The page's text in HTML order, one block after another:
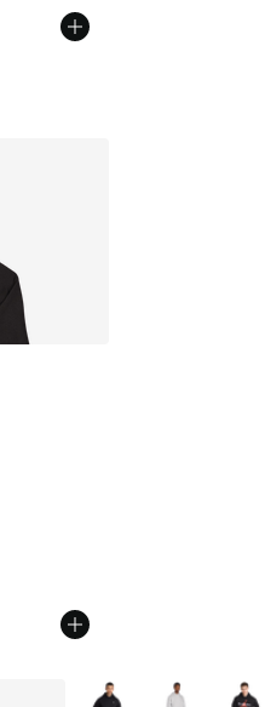
en baisse de € 54,99 à
Plus de couleurs